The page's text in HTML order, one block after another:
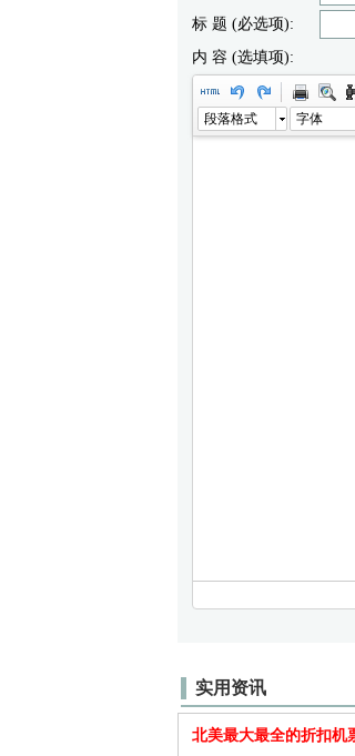
标 题 (必选项):
内 容 (选填项):
段落格式 字体
实用资讯
北美最大最全的折扣机